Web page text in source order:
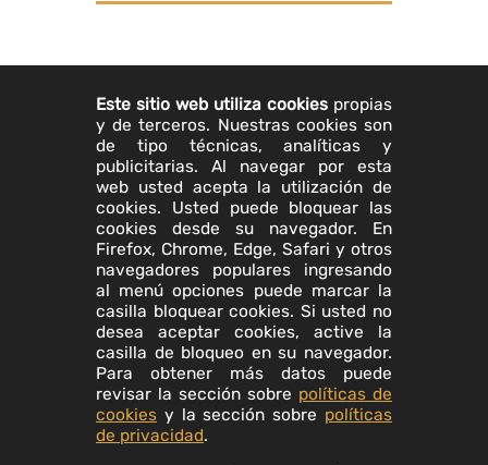
Este sitio web utiliza cookies propias
y de terceros. Nuestras cookies son
de tipo técnicas, analíticas y
publicitarias. Al navegar por esta
web usted acepta la utilización de
cookies. Usted puede bloquear las
cookies desde su navegador. En
Firefox, Chrome, Edge, Safari y otros
navegadores populares ingresando
al menú opciones puede marcar la
casilla bloquear cookies. Si usted no
desea aceptar cookies, active la
casilla de bloqueo en su navegador.
Para obtener más datos puede
revisar la sección sobre políticas de
cookies y la sección sobre políticas
de privacidad.